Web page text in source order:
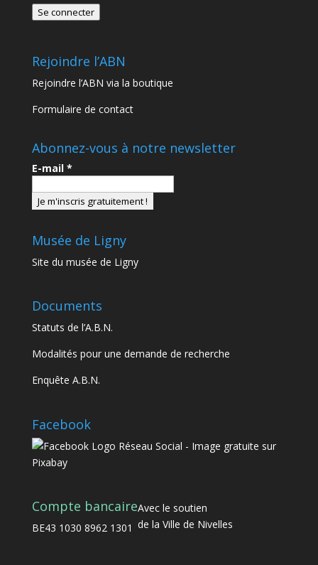
Se connecter
Rejoindre l’ABN
Rejoindre l’ABN via la boutique
Formulaire de contact
Abonnez-vous à notre newsletter
E-mail *
Musée de Ligny
Site du musée de Ligny
Documents
Statuts de l’A.B.N.
Modalités pour une demande de recherche
Enquête A.B.N.
Facebook
Compte bancaire
BE43 1030 8962 1301
Avec le soutien
de la Ville de Nivelles